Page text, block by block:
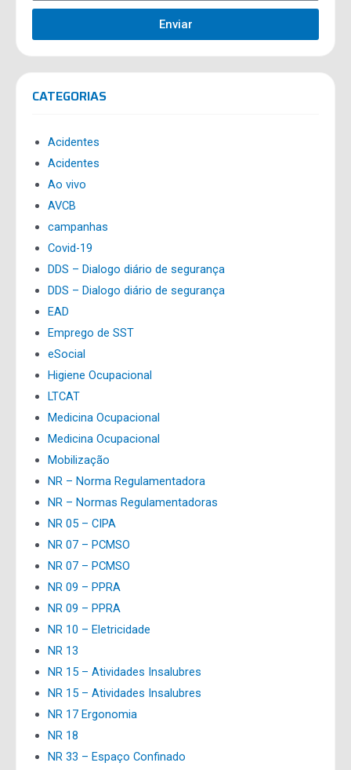
Enviar
CATEGORIAS
Acidentes
Acidentes
Ao vivo
AVCB
campanhas
Covid-19
DDS – Dialogo diário de segurança
DDS – Dialogo diário de segurança
EAD
Emprego de SST
eSocial
Higiene Ocupacional
LTCAT
Medicina Ocupacional
Medicina Ocupacional
Mobilização
NR – Norma Regulamentadora
NR – Normas Regulamentadoras
NR 05 – CIPA
NR 07 – PCMSO
NR 07 – PCMSO
NR 09 – PPRA
NR 09 – PPRA
NR 10 – Eletricidade
NR 13
NR 15 – Atividades Insalubres
NR 15 – Atividades Insalubres
NR 17 Ergonomia
NR 18
NR 33 – Espaço Confinado